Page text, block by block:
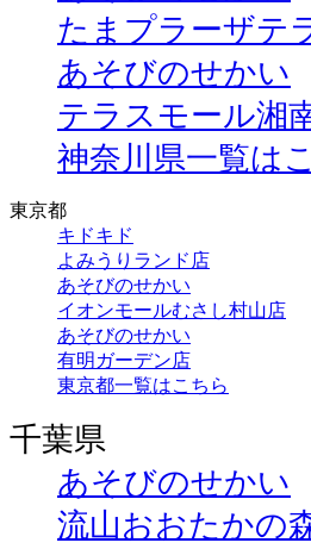
たまプラーザテ
あそびのせかい
テラスモール湘
神奈川県一覧は
東京都
キドキド
よみうりランド店
あそびのせかい
イオンモールむさし村山店
あそびのせかい
有明ガーデン店
東京都一覧はこちら
千葉県
あそびのせかい
流山おおたかの